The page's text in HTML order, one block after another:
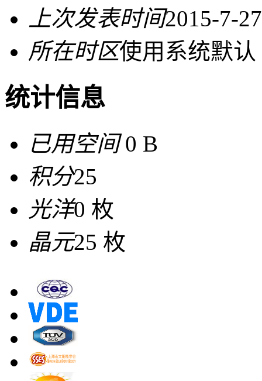
上次发表时间2015-7-
所在时区使用系统默认
统计信息
已用空间0 B
积分25
光洋0 枚
晶元25 枚